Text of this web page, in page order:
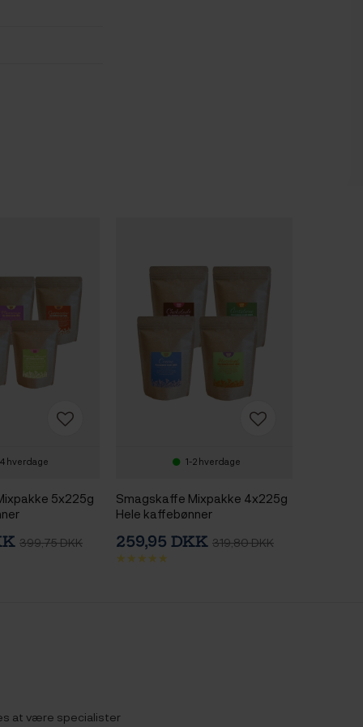
hverdage
5x225g
399,75 DKK
1-2 hverdage
Smagskaffe Mixpakke 4x225g
Hele kaffebønner
259,95 DKK 319,80 DKK
at være specialister